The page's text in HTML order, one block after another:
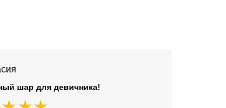
шар для девичника!